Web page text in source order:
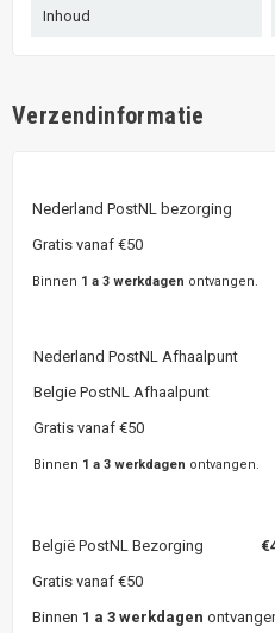
Inhoud
Verzendinformatie
Nederland PostNL
Gratis vanaf €50
Binnen 1 a 3 werkdagen ontvangen.
Nederland PostNL Afhaalpunt
Belgie PostNL Afhaalpunt
Gratis vanaf €50
Binnen 1 a 3 werkdagen ontvangen.
België PostNL Bezorging
Gratis vanaf €50
Binnen 1 a 3 werkdagen